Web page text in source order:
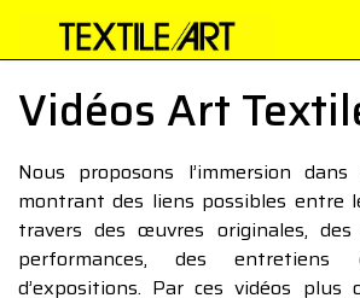
Vidéos Art
Nous proposons l’immersion
montrant des liens possibles entre
travers des œuvres originales,
performances, des
d’expositions. Par ces vidéos plus